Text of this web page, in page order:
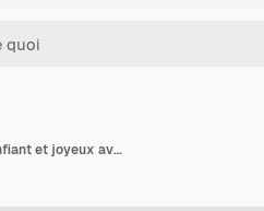
Une photo de taille haute d'un bel homme entrepreneur confiant et joyeux avec un large sourire.